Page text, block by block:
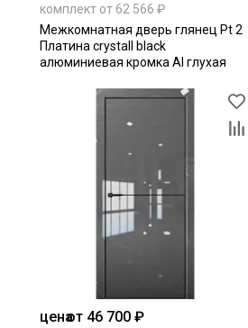
комплект от 62 566 ₽
Межкомнатная дверь глянец Pt 2
Платина crystall black
алюминиевая кромка Al глухая
ценаот 46 700 ₽